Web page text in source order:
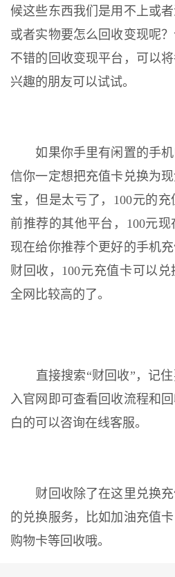
候这些东西我们是用不上或
或者实物要怎么回收变现呢
不错的回收变现平台，可以
兴趣的朋友可以试试。
如果你手里有闲置的手机
信你一定想把充值卡兑换为
宝，但是太亏了，100元的
前推荐的其他平台，100元
现在给你推荐个更好的手机
财回收，100元充值卡可以
全网比较高的了。
直接搜索“财回收”，记住
入官网即可查看回收流程和
白的可以咨询在线客服。
财回收除了在这里兑换充
的兑换服务，比如加油充值
购物卡等回收哦。